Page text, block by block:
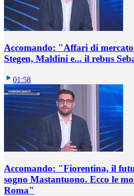
Accomando: "Affari di
Stegen, Maldini e... il rebus
01:58
Accomando: "Fiorentina, il
sogno Mastantuono. Ecco le
Roma"